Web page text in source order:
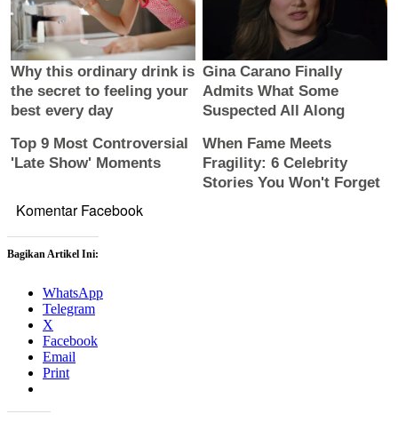
Komentar Facebook
Bagikan Artikel Ini:
WhatsApp
Telegram
X
Facebook
Email
Print